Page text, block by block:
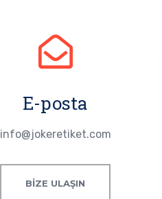
E-posta
info@jokeretiket.com
BIZE ULAŞIN